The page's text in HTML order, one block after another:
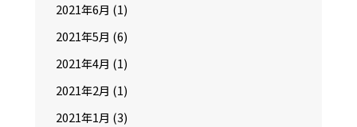
2021年6月 (1)
2021年5月 (6)
2021年4月 (1)
2021年2月 (1)
2021年1月 (3)